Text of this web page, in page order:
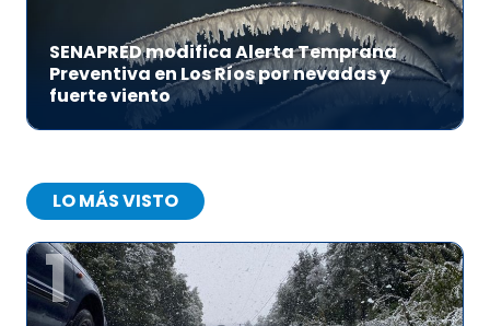
SENAPRED modifica Alerta Temprana
Preventiva en Los Ríos por nevadas y
fuerte viento
LO MÁS VISTO
1